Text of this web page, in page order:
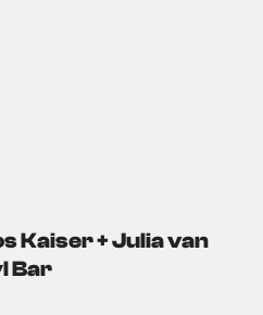
Kaiser + Julia van
Bar